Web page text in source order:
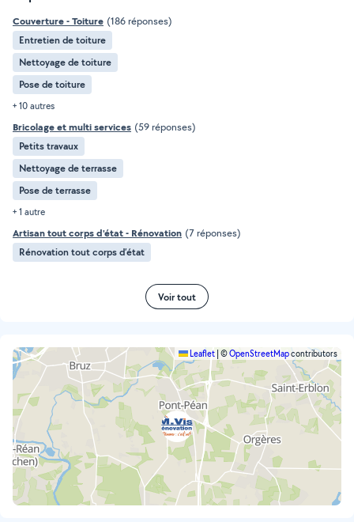
Couverture - Toiture (186 réponses)
Entretien de toiture
Nettoyage de toiture
Pose de toiture
+ 10 autres
Bricolage et multi services (59 réponses)
Petits travaux
Nettoyage de terrasse
Pose de terrasse
+ 1 autre
Artisan tout corps d'état - Rénovation (7 réponses)
Rénovation tout corps d’état
Voir tout
Leaflet ©OpenStreetMapcontributors